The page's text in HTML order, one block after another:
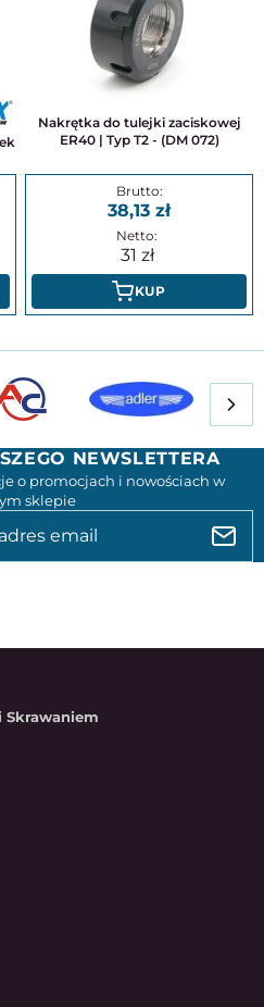
Nakrętka do tulejki zaciskowej
ER40 | Typ T2 - (DM 072)
38,13
31
KUP
NEWSLETTERA
o promocjach i nowościach w
sklepie
Skrawaniem